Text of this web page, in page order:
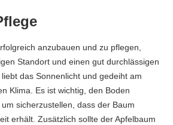
anzubauen und zu pflegen,
Standort und einen gut durchlässigen
das Sonnenlicht und gedeiht am
Klima. Es ist wichtig, den Boden
sicherzustellen, dass der Baum
erhält. Zusätzlich sollte der Apfelbaum